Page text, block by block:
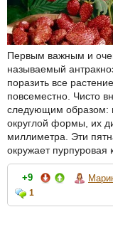
Первым важным и
называемый
поразить все
повсеместно. Чисто
следующим образом:
округлой формы, их
миллиметра. Эти
окружает пурпуровая
+9
1